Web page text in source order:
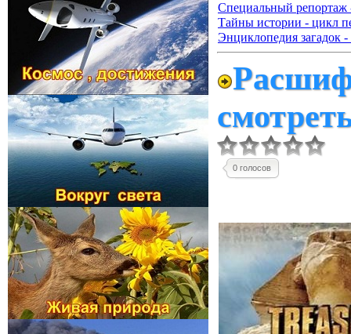
Специальный репортаж
Тайны истории - цикл
Энциклопедия загадок -
0 голосов